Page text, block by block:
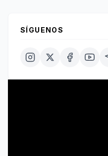
SÍGUENOS